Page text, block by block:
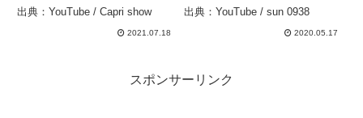
出典：YouTube / Capri show
2021.07.18
origami animal horse –
出典：YouTube / sun 0938
2020.05.17
スポンサーリンク